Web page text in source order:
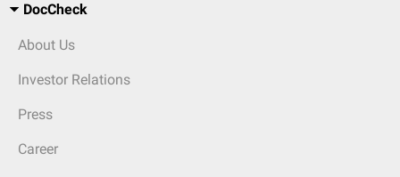
DocCheck
About Us
Investor Relations
Press
Career